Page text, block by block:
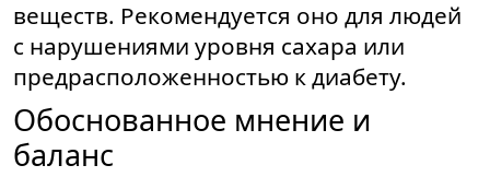
веществ. Рекомендуется оно для людей
с нарушениями уровня сахара или
предрасположенностью к диабету.
Обоснованное мнение и
баланс